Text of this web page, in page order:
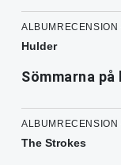
Hulder
Sömmarna
The Strokes